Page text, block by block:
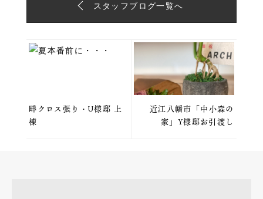
スタッフブログ一覧へ
畔クロス張り・U様邸 上
棟
近江八幡市「中小森の
家」Y様邸お引渡し